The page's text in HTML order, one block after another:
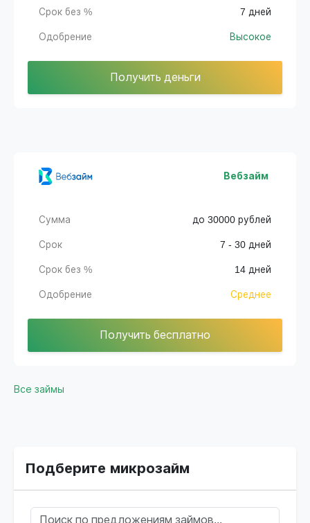
Срок без % 7 дней
Одобрение Высокое
Получить деньги
Вебзайм
Сумма до 30000 рублей
Срок 7 - 30 дней
Срок без % 14 дней
Одобрение Среднее
Получить бесплатно
Все займы
Подберите микрозайм